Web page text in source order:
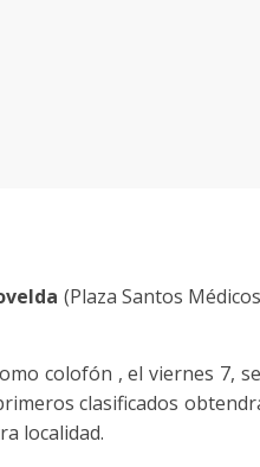
(Plaza Santos
colofón , el viernes 7,
clasificados
localidad.